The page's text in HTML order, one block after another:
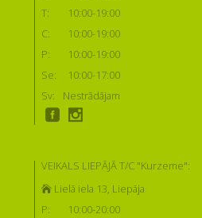
T:
10:00-19:00
C:
10:00-19:00
P:
10:00-19:00
Se:
10:00-17:00
Sv:
Nestrādājam
VEIKALS LIEPĀJĀ T/C "Kurzeme":
Lielā iela 13, Liepāja
P:
10:00-20:00